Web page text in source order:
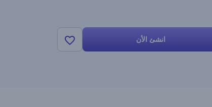
انشئ الأن